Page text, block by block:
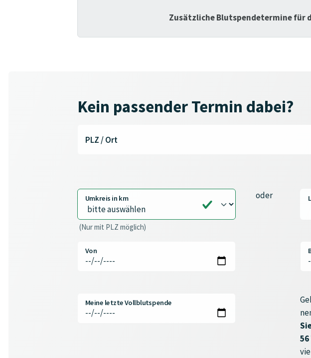
Zusätzliche Blutspendetermine für
Kein passender Termin dabei?
PLZ / Ort
Umkreis in km
(Nur mit PLZ möglich)
oder
Von
Meine letzte Vollblutspende